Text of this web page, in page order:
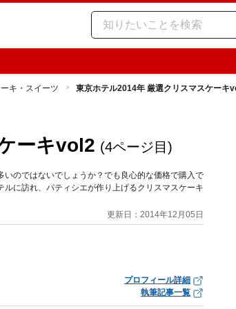
キ・スイーツ 東京ホテル2014年 厳選クリスマスケーキ
ーキvol2 (4ページ目)
のではないでしょうか？でも良心的な価格で購入で
に訪れ、パティシエが作り上げるクリスマスケーキ
更新日：2014年12月05日
プロフィール詳細
執筆記事一覧